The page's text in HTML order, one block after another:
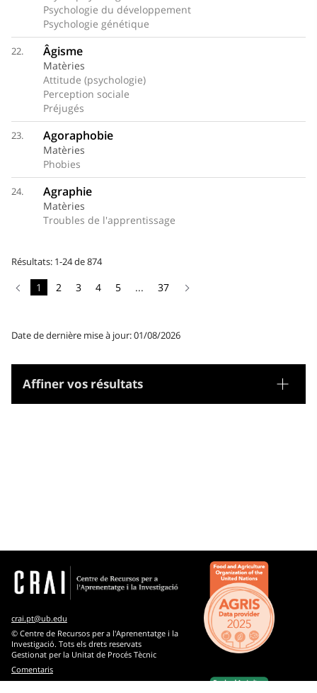
Affiner vos résultats
Tesaurus
Bibliothéconomie et documentation
Connaissance et culture : généralités
Droit
Environnement
Psychologie du développement
Psychologie génétique
22. Âgisme
Matèries
Attitude (psychologie)
Perception sociale
Préjugés
23. Agoraphobie
Matèries
Phobies
24. Agraphie
Matèries
Troubles de l'apprentissage
Résultats: 1-24 de 874
1 2 3 4 5 ... 37
Date de dernière mise à jour: 01/08/2026
crai.pt@ub.edu
© Centre de Recursos per a l'Aprenentatge i la
Investigació. Tots els drets reservats
Gestionat per la Unitat de Procés Tècnic
Comentaris